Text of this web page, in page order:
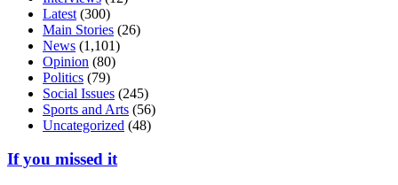
Latest (300)
Main Stories (26)
News (1,101)
Opinion (80)
Politics (79)
Social Issues (245)
Sports and Arts (56)
Uncategorized (48)
If you missed it